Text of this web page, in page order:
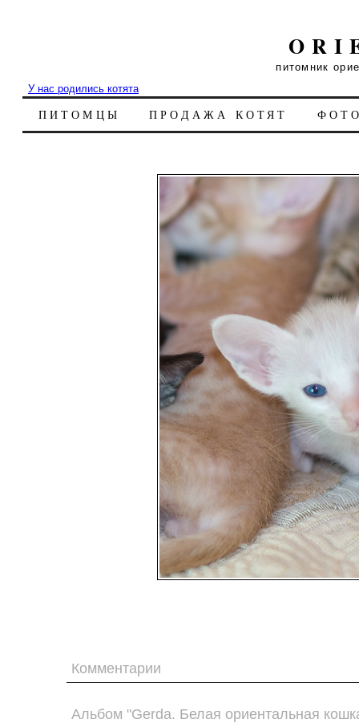
питомник
У нас родились котята
ПИТОМЦЫ ПРОДАЖА КОТЯТ
Комментарии
Альбом "Gerda. Белая ориентальная